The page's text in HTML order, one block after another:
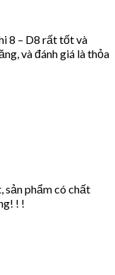
8 – D8 rất tốt và
và đánh giá là thỏa
sản phẩm có chất
! !